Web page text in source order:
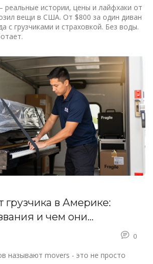
истории, цены и лайфхаки от
вещи в США. От $800 за один диван
с грузчиками и страховкой. Без воды.
грузчика в Америке:
и чем они
российских
0
называют movers - это не просто